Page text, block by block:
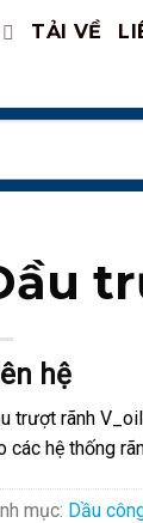
TẢI VỀ
hệ
trượt rãnh
các hệ thống
mục: Dầu